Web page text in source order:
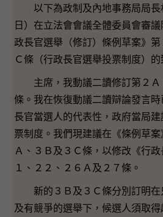
以下為政制及內地事務局局長
日）在立法會會議全體委員會審
政長官選舉（修訂）條例草案》
Ｃ條（行政長官選舉投票制度）的
主席，我動議二讀修訂第２Ａ
條。我在恢復動議二讀辯論發言
長官當選人的代表性，政府當局
票制度。我們現建議在《條例草
Ａ、３Ｂ及３Ｃ條，以修改《行政
１、２２、２６Ａ及２７條。
新的３Ｂ及３Ｃ條分別訂明在
及有競爭的選舉下，候選人須取